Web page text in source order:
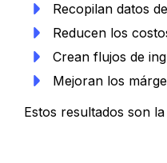
Recopilan datos
Reducen los
Crean flujos de
Mejoran los
Estos resultados son